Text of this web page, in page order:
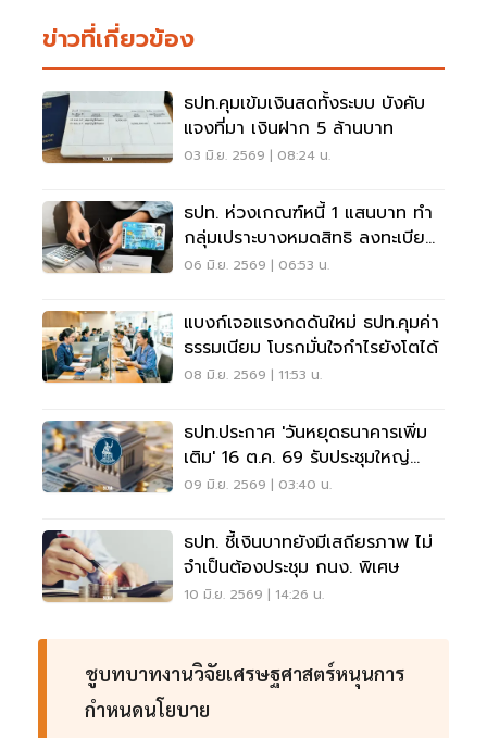
ข่าวที่เกี่ยวข้อง
ธปท.คุมเข้มเงินสดทั้งระบบ บังคับ
แจงที่มา เงินฝาก 5 ล้านบาท
03 มิ.ย. 2569 | 08:24 น.
ธปท. ห่วงเกณฑ์หนี้ 1 แสนบาท ทำ
กลุ่มเปราะบางหมดสิทธิ ลงทะเบียน
บัตรสวัสดิการ ปี 69
06 มิ.ย. 2569 | 06:53 น.
แบงก์เจอแรงกดดันใหม่ ธปท.คุมค่า
ธรรมเนียม โบรกมั่นใจกำไรยังโตได้
08 มิ.ย. 2569 | 11:53 น.
ธปท.ประกาศ 'วันหยุดธนาคารเพิ่ม
เติม' 16 ต.ค. 69 รับประชุมใหญ่
World Bank–IMF
09 มิ.ย. 2569 | 03:40 น.
ธปท. ชี้เงินบาทยังมีเสถียรภาพ ไม่
จำเป็นต้องประชุม กนง. พิเศษ
10 มิ.ย. 2569 | 14:26 น.
ชูบทบาทงานวิจัยเศรษฐศาสตร์หนุนการ
กำหนดนโยบาย